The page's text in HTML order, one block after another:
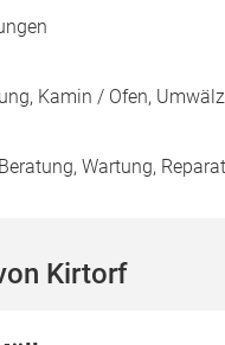
Kamin / Ofen,
Wartung,
Kirtorf